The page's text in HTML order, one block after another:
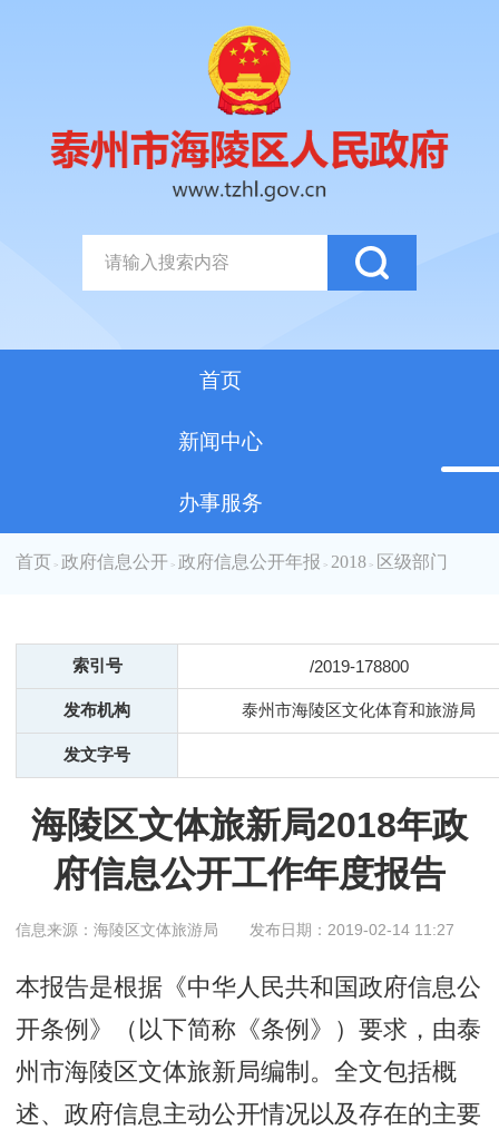
首页
新闻中心
办事服务
首页 > 政府信息公开 > 政府信息公开年报 >2018 > 区级部门
索引号 /2019-178800
发布机构 泰州市海陵区文化体育和旅游局
发文字号
海陵区文体旅新局2018年政
府信息公开工作年度报告
信息来源：海陵区文体旅游局 发布日期：2019-02-14 11:27
本报告是根据《中华人民共和国政府信息公
开条例》（以下简称《条例》）要求，由泰
州市海陵区文体旅新局编制。全文包括概
述、政府信息主动公开情况以及存在的主要